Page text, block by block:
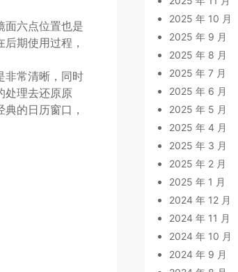
面六点位置也是
期使用过程，
非常清晰，同时
处理去还原原
的日历窗口，
2025 年 10 月
2025 年 9 月
2025 年 8 月
2025 年 7 月
2025 年 6 月
2025 年 5 月
2025 年 4 月
2025 年 3 月
2025 年 2 月
2025 年 1 月
2024 年 12 月
2024 年 11 月
2024 年 10 月
2024 年 9 月